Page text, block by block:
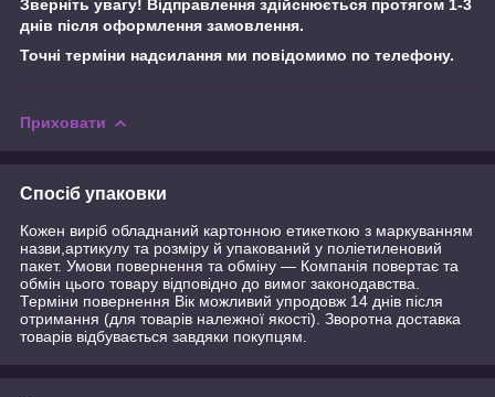
Зверніть увагу! Відправлення здійснюється протягом 1-3
днів після оформлення замовлення.
Точні терміни надсилання ми повідомимо по телефону.
Приховати
Спосіб упаковки
Кожен виріб обладнаний картонною етикеткою з маркуванням
назви,артикулу та розміру й упакований у поліетиленовий
пакет. Умови повернення та обміну — Компанія повертає та
обмін цього товару відповідно до вимог законодавства.
Терміни повернення Вік можливий упродовж 14 днів після
отримання (для товарів належної якості). Зворотна доставка
товарів відбувається завдяки покупцям.